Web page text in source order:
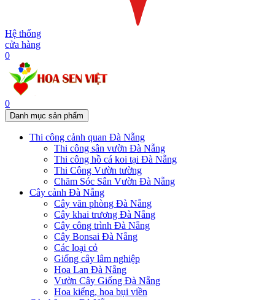
Hệ thống
cửa hàng
0
0
Danh mục sản phẩm
Thi công cảnh quan Đà Nẵng
Thi công sân vườn Đà Nẵng
Thi công hồ cá koi tại Đà Nẵng
Thi Công Vườn tường
Chăm Sóc Sân Vườn Đà Nẵng
Cây cảnh Đà Nẵng
Cây văn phòng Đà Nẵng
Cây khai trương Đà Nẵng
Cây công trình Đà Nẵng
Cây Bonsai Đà Nẵng
Các loại cỏ
Giống cây lâm nghiệp
Hoa Lan Đà Nẵng
Vườn Cây Giống Đà Nẵng
Hoa kiểng, hoa bụi viền